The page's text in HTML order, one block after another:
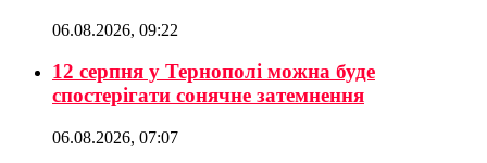
06.08.2026, 09:22
12 серпня у Тернополі можна буде
спостерігати сонячне затемнення
06.08.2026, 07:07